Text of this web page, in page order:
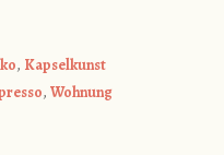
, Kapselkunst
, Wohnung